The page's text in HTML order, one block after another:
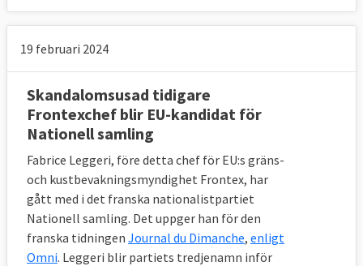
19 februari 2024
Skandalomsusad tidigare
Frontexchef blir EU-kandidat för
Nationell samling
Fabrice Leggeri, före detta chef för EU:s gräns-
och kustbevakningsmyndighet Frontex, har
gått med i det franska nationalistpartiet
Nationell samling. Det uppger han för den
franska tidningen Journal du Dimanche, enligt
Omni. Leggeri blir partiets tredjenamn inför